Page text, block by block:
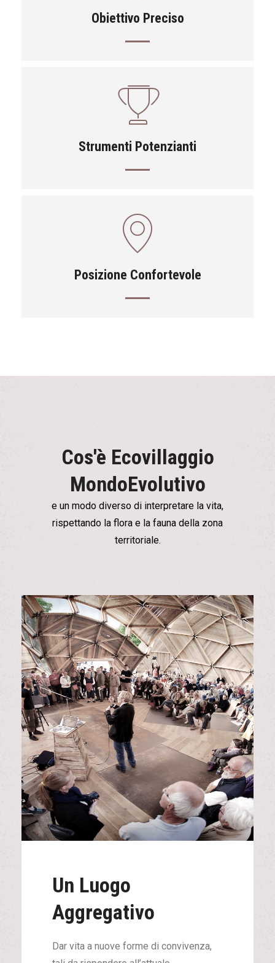
Obiettivo Preciso
Strumenti Potenzianti
Posizione Confortevole
Cos'è Ecovillaggio
MondoEvolutivo
e un modo diverso di interpretare la vita,
rispettando la flora e la fauna della zona
territoriale.
Un Luogo
Aggregativo
Dar vita a nuove forme di convivenza,